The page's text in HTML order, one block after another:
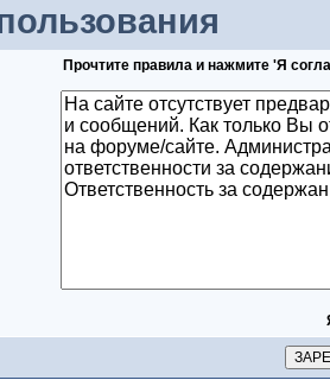
Прочтите правила и нажмите 'Я